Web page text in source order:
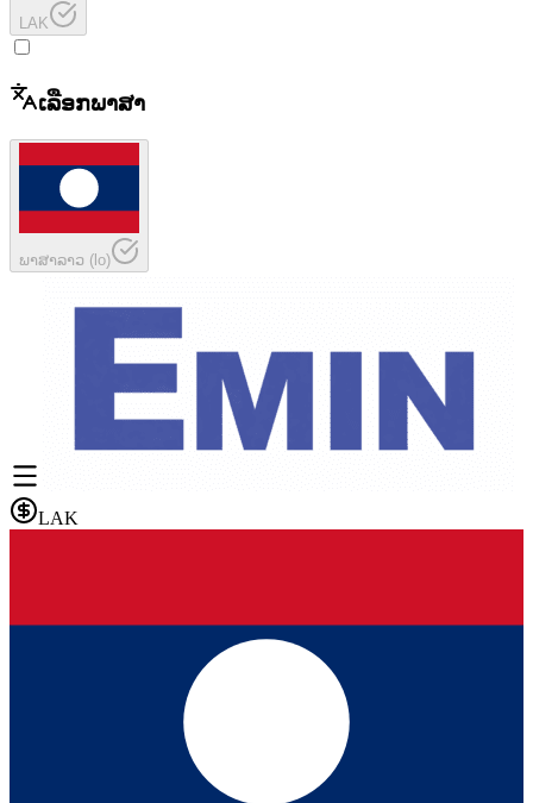
LAK
ເລືອກພາສາ
ພາສາລາວ (lo)
LAK